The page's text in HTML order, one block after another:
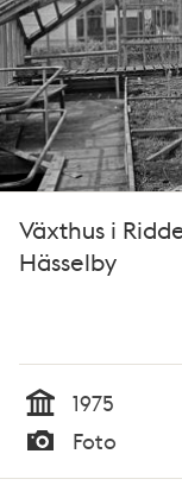
Växthus i
Hässelby
Tid
1975
Typ
Foto